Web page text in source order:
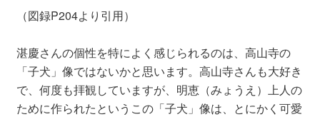
（図録P204より引用）
湛慶さんの個性を特によく感じられるのは、高山寺の
「子犬」像ではないかと思います。高山寺さんも大好き
で、何度も拝観していますが、明恵（みょうえ）上人の
ために作られたというこの「子犬」像は、とにかく可愛